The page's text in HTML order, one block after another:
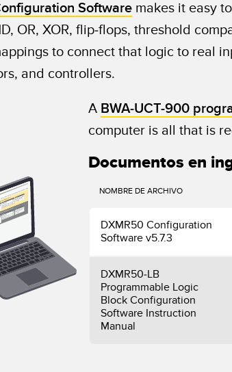
Software makes it easy
OR, XOR, flip-flops, threshold
to connect that logic to real
and controllers.
A BWA-UCT-900
computer is all that is
Documentos en
NOMBRE DE ARCHIVO
DXMR50 Configuration
Software v5.7.3
DXMR50-LB
Programmable Logic
Block Configuration
Software Instruction
Manual